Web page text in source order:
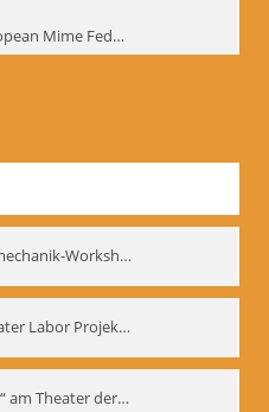
1. Kongress der European Mime Federation, Amsterdam, September 1991 - interne Signatur: BM-prt-229
Internationaler Biomechanik-Workshop, Moskau 1993
Internationales Theater Labor Projekt: Play Don Juan
„Karlsson vom Dach“ am Theater der Satire, Moskau 1985